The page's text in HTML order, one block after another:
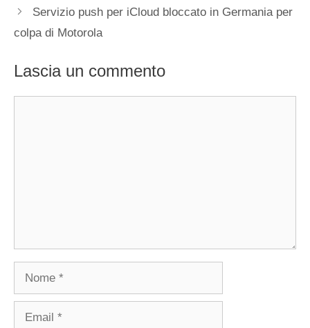
Servizio push per iCloud bloccato in Germania per
colpa di Motorola
Lascia un commento